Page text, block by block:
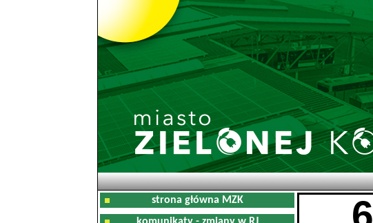
strona główna MZK